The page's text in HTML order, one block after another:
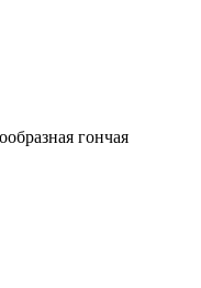
гончая